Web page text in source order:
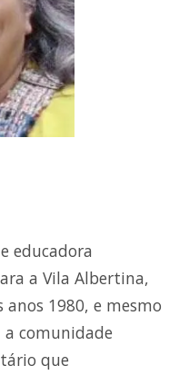
educadora
a Vila Albertina,
anos 1980, e mesmo
a comunidade
que